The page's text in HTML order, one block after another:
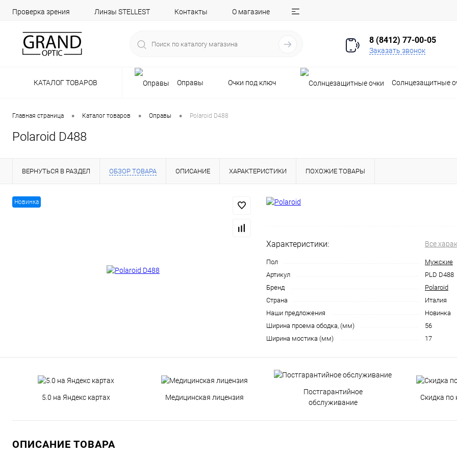
Проверка зрения Линзы STELLEST Контакты О магазине
8 (8412) 77-00-05
Заказать звонок
КАТАЛОГ ТОВАРОВ Оправы Очки под ключ Солнцезащитные
Главная страница • Каталог товаров • Оправы • Polaroid D488
Polaroid D488
ВЕРНУТЬСЯ В РАЗДЕЛ ОБЗОР ТОВАРА ОПИСАНИЕ ХАРАКТЕРИСТИКИ ПОХОЖИЕ ТОВАРЫ
Новинка
Характеристики: Все
Пол
Мужские
Артикул
PLD D488
Бренд
Polaroid
Страна
Италия
Наши предложения
Новинка
Ширина проема ободка, (мм)
56
Ширина мостика (мм)
17
5.0 на Яндекс картах Медицинская лицензия
Постгарантийное
обслуживание
Скидка по
ОПИСАНИЕ ТОВАРА